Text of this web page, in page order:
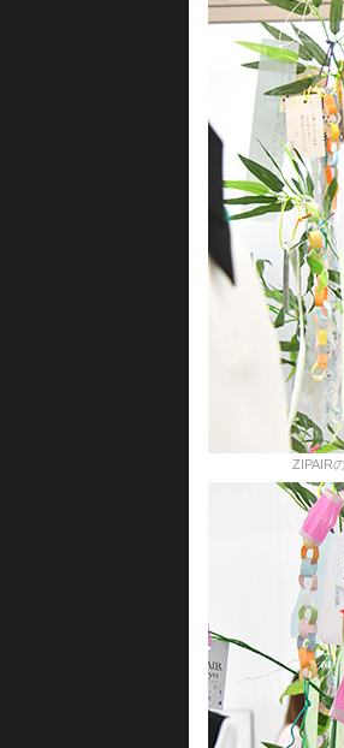
ZIPAIR